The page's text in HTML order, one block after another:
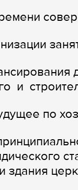
и
по
здания